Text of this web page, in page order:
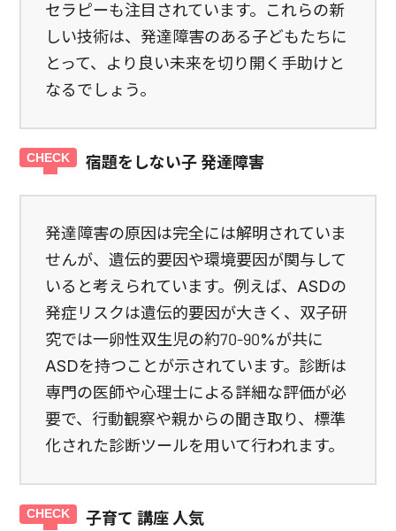
セラピーも注目されています。これらの新
しい技術は、発達障害のある子どもたちに
とって、より良い未来を切り開く手助けと
なるでしょう。
宿題をしない子 発達障害
発達障害の原因は完全には解明されていま
せんが、遺伝的要因や環境要因が関与して
いると考えられています。例えば、ASDの
発症リスクは遺伝的要因が大きく、双子研
究では一卵性双生児の約70-90%が共に
ASDを持つことが示されています。診断は
専門の医師や心理士による詳細な評価が必
要で、行動観察や親からの聞き取り、標準
化された診断ツールを用いて行われます。
子育て 講座 人気